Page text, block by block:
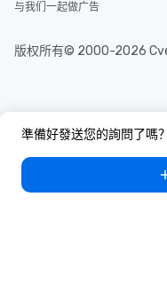
準備好發送您的詢問了嗎？
与我们一起做广告
版权所有© 2000-2026